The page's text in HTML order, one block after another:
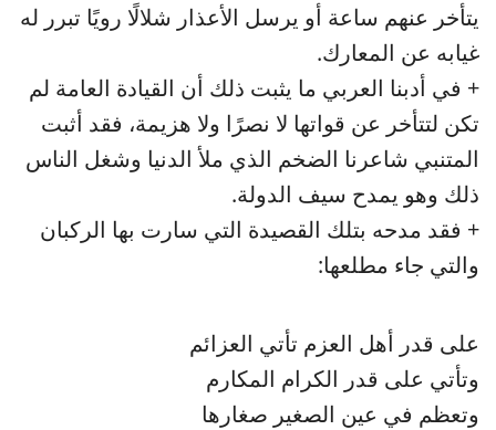
يتأخر عنهم ساعة أو يرسل الأعذار شلالًا رويًا تبرر له
غيابه عن المعارك.
+ في أدبنا العربي ما يثبت ذلك أن القيادة العامة لم
تكن لتتأخر عن قواتها لا نصرًا ولا هزيمة، فقد أثبت
المتنبي شاعرنا الضخم الذي ملأ الدنيا وشغل الناس
ذلك وهو يمدح سيف الدولة.
+ فقد مدحه بتلك القصيدة التي سارت بها الركبان
والتي جاء مطلعها:
على قدر أهل العزم تأتي العزائم
وتأتي على قدر الكرام المكارم
وتعظم في عين الصغير صغارها